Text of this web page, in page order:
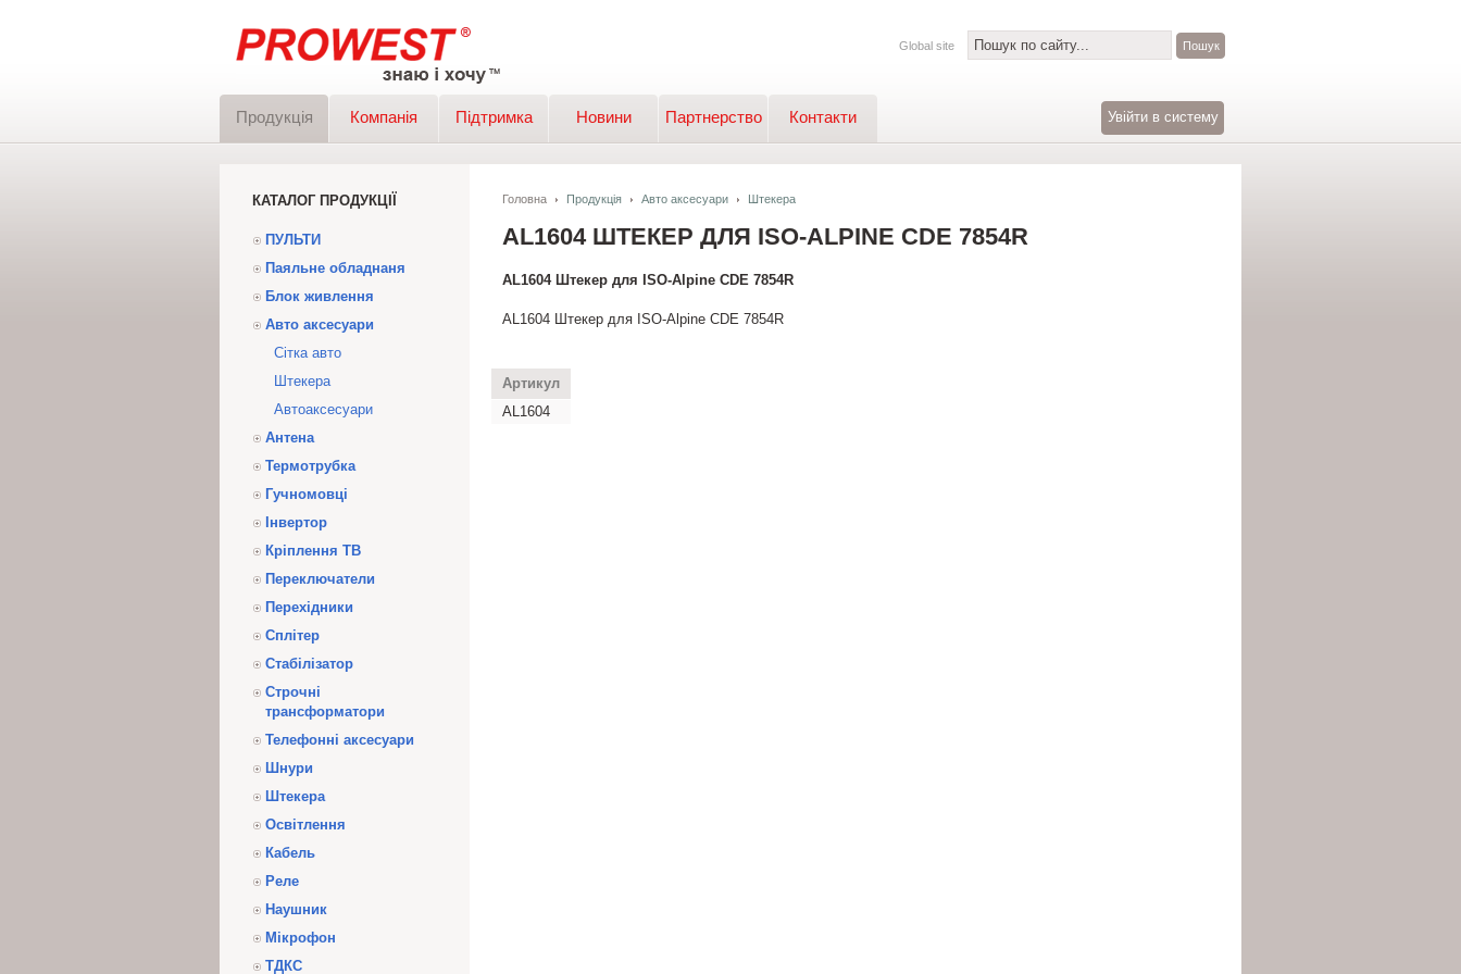
Global site
Продукція Компанія Підтримка Новини Партнерство Контакти Увійти в систему
КАТАЛОГ ПРОДУКЦІЇ
ПУЛЬТИ
Паяльне обладнаня
Блок живлення
Авто аксесуари
Сітка авто
Штекера
Автоаксесуари
Антена
Термотрубка
Гучномовці
Інвертор
Кріплення ТВ
Переключатели
Перехідники
Сплітер
Стабілізатор
Строчні
трансформатори
Телефонні аксесуари
Шнури
Штекера
Освітлення
Кабель
Реле
Наушник
Мікрофон
ТДКС
Головна Продукція Авто аксесуари Штекера
AL1604 ШТЕКЕР ДЛЯ ISO-ALPINE CDE 7854R
AL1604 Штекер для ISO-Alpine CDE 7854R
AL1604 Штекер для ISO-Alpine CDE 7854R
Артикул
AL1604